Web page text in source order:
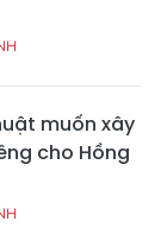
muốn xây
cho Hồng